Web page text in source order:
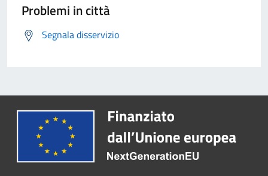
Problemi in città
Segnala disservizio